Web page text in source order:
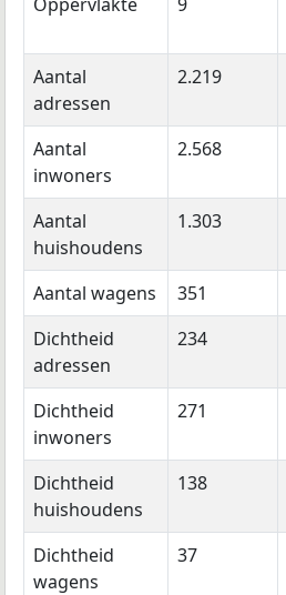
Oppervlakte 9
Aantal
adressen
2.219
Aantal
inwoners
2.568
Aantal
huishoudens
1.303
Aantal wagens 351
Dichtheid
adressen
234
Dichtheid
inwoners
271
Dichtheid
huishoudens
138
Dichtheid
wagens
37